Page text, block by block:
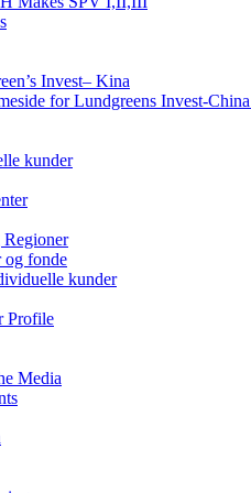
Invest– Kina
for Lundgreens Invest-
kunder
og fonde
kunder
Profile
Media